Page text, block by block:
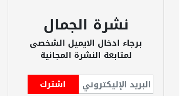
نشرة الجمال
برجاء ادخال الايميل الشخصى
لمتابعة النشرة المجانية